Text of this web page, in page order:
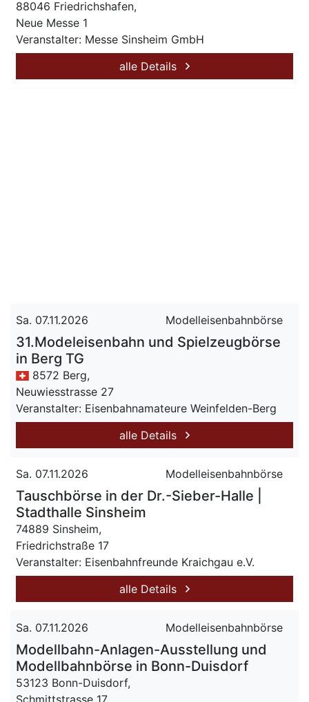
88046 Friedrichshafen,
Neue Messe 1
Veranstalter: Messe Sinsheim GmbH
alle Details
Sa. 07.11.2026 Modelleisenbahnbörse
31.Modeleisenbahn und Spielzeugbörse
in Berg TG
8572 Berg,
Neuwiesstrasse 27
Veranstalter: Eisenbahnamateure Weinfelden-Berg
alle Details
Sa. 07.11.2026 Modelleisenbahnbörse
Tauschbörse in der Dr.-Sieber-Halle |
Stadthalle Sinsheim
74889 Sinsheim,
Friedrichstraße 17
Veranstalter: Eisenbahnfreunde Kraichgau e.V.
alle Details
Sa. 07.11.2026 Modelleisenbahnbörse
Modellbahn-Anlagen-Ausstellung und
Modellbahnbörse in Bonn-Duisdorf
53123 Bonn-Duisdorf,
Schmittstrasse 17